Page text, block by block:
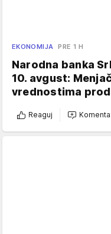
EKONOMIJA PRE 1 H
Narodna banka
10. avgust:
vrednostima
Reaguj